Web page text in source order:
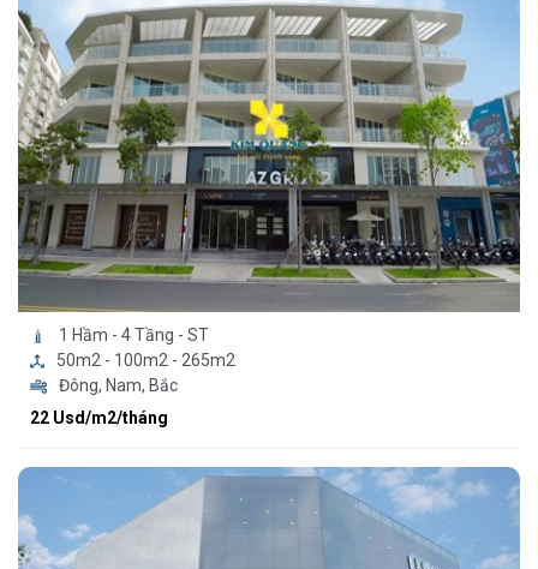
1 Hầm - 4 Tầng - ST
50m2 - 100m2 - 265m2
Đông, Nam, Bắc
22 Usd/m2/tháng